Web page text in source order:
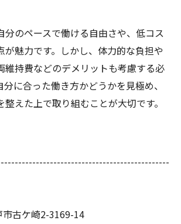
分のペースで働ける自由さや、低コス
が魅力です。しかし、体力的な負担や
維持費などのデメリットも考慮する必
に合った働き方かどうかを見極め、
整えた上で取り組むことが大切です。
古ケ崎2-3169-14